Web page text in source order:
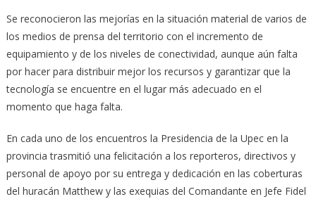
Se reconocieron las mejorías en la situación material de varios de
los medios de prensa del territorio con el incremento de
equipamiento y de los niveles de conectividad, aunque aún falta
por hacer para distribuir mejor los recursos y garantizar que la
tecnología se encuentre en el lugar más adecuado en el
momento que haga falta.
En cada uno de los encuentros la Presidencia de la Upec en la
provincia trasmitió una felicitación a los reporteros, directivos y
personal de apoyo por su entrega y dedicación en las coberturas
del huracán Matthew y las exequias del Comandante en Jefe Fidel